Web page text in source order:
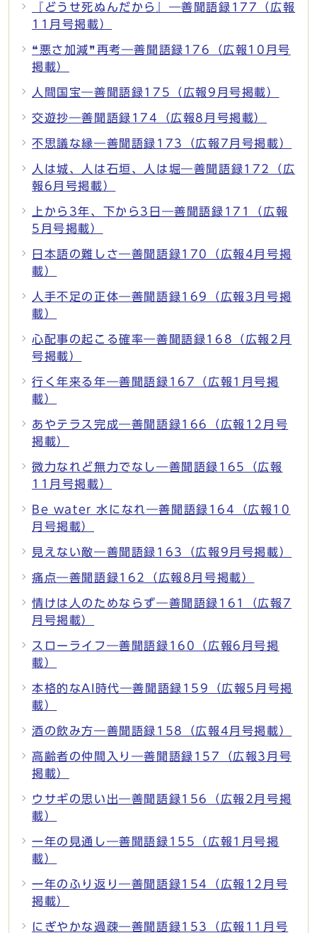
『どうせ死ぬんだから』―善聞語録177（広報
11月号掲載）
❝悪さ加減❞再考―善聞語録176（広報10月号
掲載）
人間国宝―善聞語録175（広報9月号掲載）
交遊抄―善聞語録174（広報8月号掲載）
不思議な縁―善聞語録173（広報7月号掲載）
人は城、人は石垣、人は堀―善聞語録172（広
報6月号掲載）
上から3年、下から3日―善聞語録171（広報
5月号掲載）
日本語の難しさ―善聞語録170（広報4月号掲
載）
人手不足の正体―善聞語録169（広報3月号掲
載）
心配事の起こる確率―善聞語録168（広報2月
号掲載）
行く年来る年―善聞語録167（広報1月号掲
載）
あやテラス完成―善聞語録166（広報12月号
掲載）
微力なれど無力でなし―善聞語録165（広報
11月号掲載）
Be water 水になれ―善聞語録164（広報10
月号掲載）
見えない敵―善聞語録163（広報9月号掲載）
痛点―善聞語録162（広報8月号掲載）
情けは人のためならず―善聞語録161（広報7
月号掲載）
スローライフ―善聞語録160（広報6月号掲
載）
本格的なAI時代―善聞語録159（広報5月号掲
載）
酒の飲み方―善聞語録158（広報4月号掲載）
高齢者の仲間入り―善聞語録157（広報3月号
掲載）
ウサギの思い出―善聞語録156（広報2月号掲
載）
一年の見通し―善聞語録155（広報1月号掲
載）
一年のふり返り―善聞語録154（広報12月号
掲載）
にぎやかな過疎―善聞語録153（広報11月号